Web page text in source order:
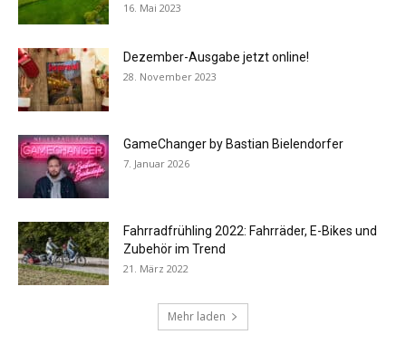
16. Mai 2023
Dezember-Ausgabe jetzt online!
28. November 2023
GameChanger by Bastian Bielendorfer
7. Januar 2026
Fahrradfrühling 2022: Fahrräder, E-Bikes und
Zubehör im Trend
21. März 2022
Mehr laden